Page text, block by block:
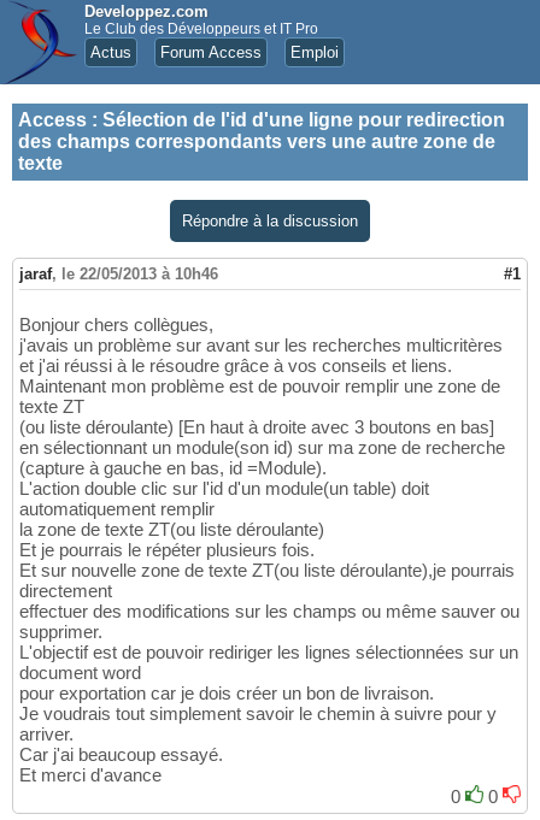
Developpez.com
Le Club des Développeurs et IT Pro
Actus Forum Access Emploi
Access : Sélection de l'id d'une ligne pour redirection
des champs correspondants vers une autre zone de
texte
Répondre à la discussion
jaraf, le 22/05/2013 à 10h46 #1
Bonjour chers collègues,
j'avais un problème sur avant sur les recherches multicritères
et j'ai réussi à le résoudre grâce à vos conseils et liens.
Maintenant mon problème est de pouvoir remplir une zone de
texte ZT
(ou liste déroulante) [En haut à droite avec 3 boutons en bas]
en sélectionnant un module(son id) sur ma zone de recherche
(capture à gauche en bas, id =Module).
L'action double clic sur l'id d'un module(un table) doit
automatiquement remplir
la zone de texte ZT(ou liste déroulante)
Et je pourrais le répéter plusieurs fois.
Et sur nouvelle zone de texte ZT(ou liste déroulante),je pourrais
directement
effectuer des modifications sur les champs ou même sauver ou
supprimer.
L'objectif est de pouvoir rediriger les lignes sélectionnées sur un
document word
pour exportation car je dois créer un bon de livraison.
Je voudrais tout simplement savoir le chemin à suivre pour y
arriver.
Car j'ai beaucoup essayé.
Et merci d'avance
0
0